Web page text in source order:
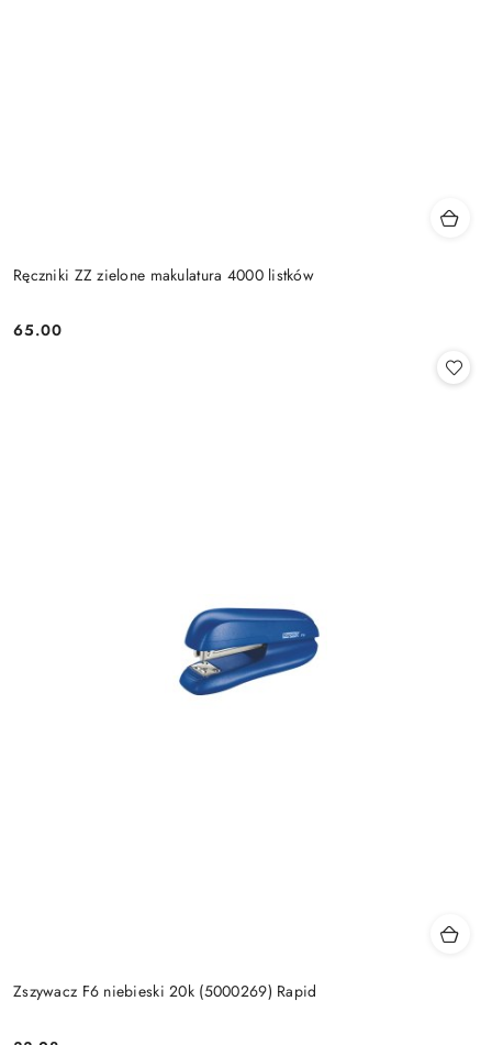
Ręczniki ZZ zielone makulatura 4000 listków
Cena:
65.00
Zszywacz F6 niebieski 20k (5000269) Rapid